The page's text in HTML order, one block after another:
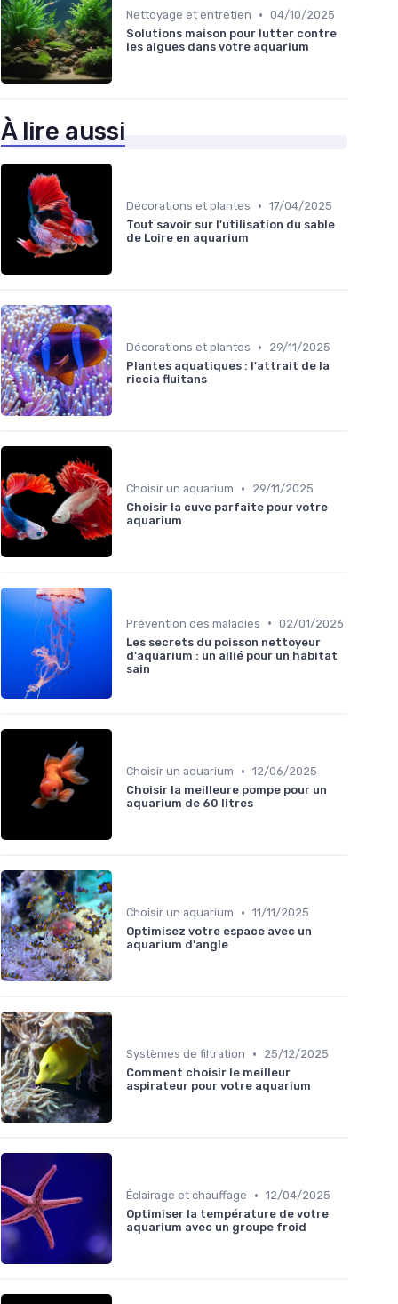
Nettoyage et entretien • 04/10/2025
Solutions maison pour lutter contre
les algues dans votre aquarium
À lire aussi
Décorations et plantes • 17/04/2025
Tout savoir sur l'utilisation du sable
de Loire en aquarium
Décorations et plantes •
29/11/2025
Plantes aquatiques : l'attrait de la
riccia fluitans
Choisir un aquarium •
29/11/2025
Choisir la cuve parfaite pour votre
aquarium
Prévention des maladies • 02/01/2026
Les secrets du poisson nettoyeur
d'aquarium : un allié pour un habitat
sain
Choisir un aquarium • 12/06/2025
Choisir la meilleure pompe pour un
aquarium de 60 litres
Choisir un aquarium • 11/11/2025
Optimisez votre espace avec un
aquarium d'angle
Systèmes de filtration •
25/12/2025
Comment choisir le meilleur
aspirateur pour votre aquarium
Éclairage et chauffage • 12/04/2025
Optimiser la température de votre
aquarium avec un groupe froid